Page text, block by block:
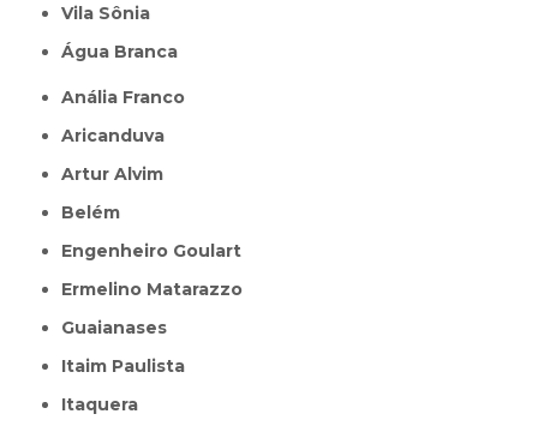
Vila Sônia
Água Branca
Anália Franco
Aricanduva
Artur Alvim
Belém
Engenheiro Goulart
Ermelino Matarazzo
Guaianases
Itaim Paulista
Itaquera